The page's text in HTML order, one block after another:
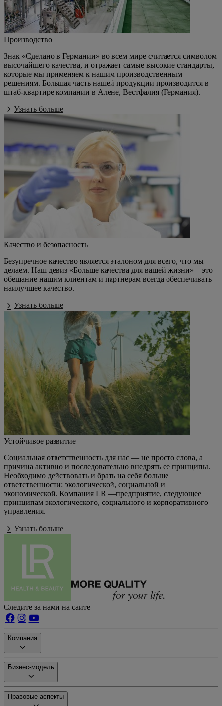
Производство
Знак «Сделано в Германии» во всем мире считается символом
высочайшего качества, и отражает самые высокие стандарты,
которые мы применяем к нашим производственным
решениям. Большая часть нашей продукции производится в
штаб-квартире компании в Алене, Вестфалия (Германия).
Узнать больше
Качество и безопасность
Безупречное качество является эталоном для всего, что мы
делаем. Наш девиз «Больше качества для вашей жизни» – это
обещание нашим клиентам и партнерам всегда обеспечивать
наилучшее качество.
Узнать больше
Устойчивое развитие
Социальная ответственность для нас — не просто слова, а
причина активно и последовательно внедрять ее принципы.
Необходимо действовать и брать на себя больше
ответственности: экологической, социальной и
экономической. Компания LR —предприятие, следующее
принципам экологического, социального и корпоративного
управления.
Узнать больше
Следите за нами на сайте
Компания
Бизнес-модель
Правовые аспекты